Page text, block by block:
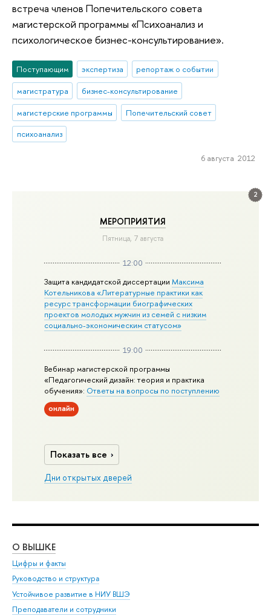
2
МЕРОПРИЯТИЯ
Пятница, 7 августа
12:00
Защита кандидатской диссертацииМаксима
Котельникова «Литературные практики как
ресурс трансформации биографических
проектов молодых мужчин из семей с низким
социально-экономическим статусом»
19:00
Вебинар магистерской программы
«Педагогический дизайн: теория и практика
обучения»: Ответы на вопросы по поступлению
онлайн
Показать все
Дни открытых дверей
встреча членов Попечительского совета
магистерской программы «Психоанализ и
психологическое бизнес-консультирование».
Поступающим экспертиза
репортаж о событии
магистратура
бизнес-консультирование
магистерские программы
Попечительский совет
психоанализ
6 августа 2012
О ВЫШКЕ
Цифры и факты
Руководство и структура
Устойчивое развитие в НИУ ВШЭ
Преподаватели и сотрудники